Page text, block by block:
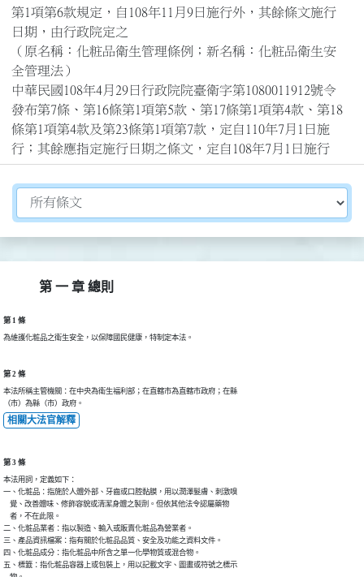
第1項第6款規定，自108年11月9日施行外，其餘條文施行
日期，由行政院定之
（原名稱：化粧品衛生管理條例；新名稱：化粧品衛生安
全管理法）
中華民國108年4月29日行政院院臺衛字第1080011912號令
發布第7條、第16條第1項第5款、第17條第1項第4款、第18
條第1項第4款及第23條第1項第7款，定自110年7月1日施
行；其餘應指定施行日期之條文，定自108年7月1日施行
切換選擇法規資訊內容
第 一 章 總則
第 1 條
為維護化粧品之衛生安全，以保障國民健康，特制定本法。
第 2 條
本法所稱主管機關：在中央為衛生福利部；在直轄市為直轄市政府；在縣
（市）為縣（市）政府。
相關大法官解釋
第 3 條
本法用詞，定義如下：
一、化粧品：指施於人體外部、牙齒或口腔黏膜，用以潤澤髮膚、刺激嗅
    覺、改善體味、修飾容貌或清潔身體之製劑。但依其他法令認屬藥物
    者，不在此限。
二、化粧品業者：指以製造、輸入或販賣化粧品為營業者。
三、產品資訊檔案：指有關於化粧品品質、安全及功能之資料文件。
四、化粧品成分：指化粧品中所含之單一化學物質或混合物。
五、標籤：指化粧品容器上或包裝上，用以記載文字、圖畫或符號之標示